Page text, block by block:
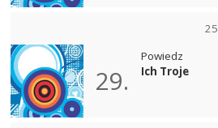
25
29.
Powiedz
Ich Troje